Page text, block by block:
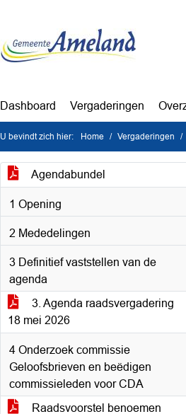
Dashboard Vergaderingen
U bevindt zich hier: Home Vergaderingen
Agendabundel
1 Opening
2 Mededelingen
3 Definitief vaststellen van de
agenda
3. Agenda raadsvergadering
18 mei 2026
4 Onderzoek commissie
Geloofsbrieven en beëdigen
commissieleden voor CDA
Raadsvoorstel benoemen